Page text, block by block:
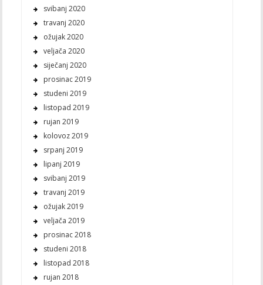
svibanj 2020
travanj 2020
ožujak 2020
veljača 2020
siječanj 2020
prosinac 2019
studeni 2019
listopad 2019
rujan 2019
kolovoz 2019
srpanj 2019
lipanj 2019
svibanj 2019
travanj 2019
ožujak 2019
veljača 2019
prosinac 2018
studeni 2018
listopad 2018
rujan 2018